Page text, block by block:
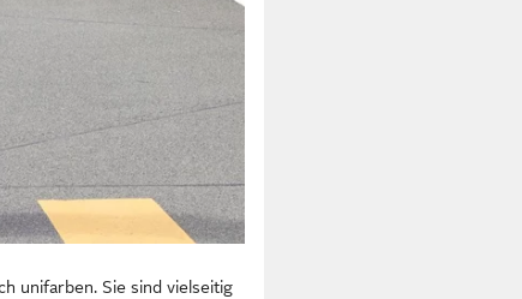
unifarben. Sie sind vielseitig